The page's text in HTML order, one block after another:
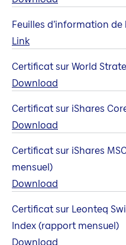
Feuilles d’information de
Link
Certificat sur World
Download
Certificat sur iShares
Download
Certificat sur iShares
mensuel)
Download
Certificat sur Leonteq
Index (rapport mensuel)